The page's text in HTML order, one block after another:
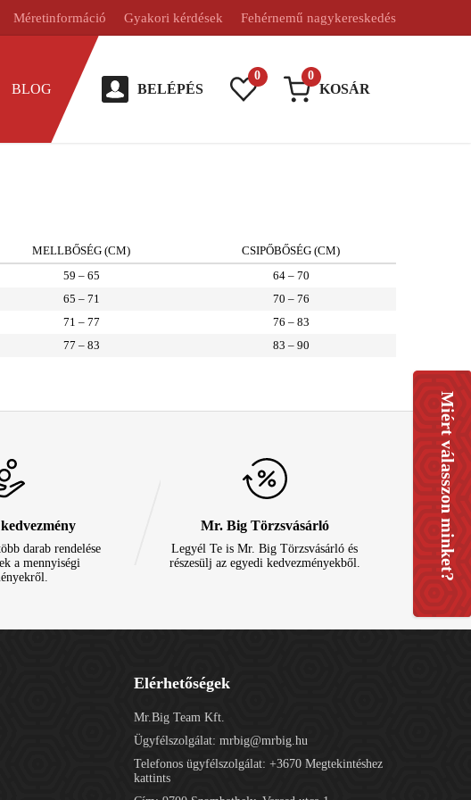
Miért válasszon minket?
Méretinformáció Gyakori kérdések Fehérnemű nagykereskedés
BLOG BELÉPÉS
0 0
KOSÁR
MELLBŐSÉG (CM)
CSIPŐBŐSÉG (CM)
59 – 65
64 – 70
65 – 71
70 – 76
71 – 77
76 – 83
77 – 83 83 – 90
darab rendelése
a mennyiségi
Mr. Big Törzsvásárló
Legyél Te is Mr. Big Törzsvásárló és
részesülj az egyedi kedvezményekből.
Elérhetőségek
Mr.Big Team Kft.
Ügyfélszolgálat: mrbig@mrbig.hu
Telefonos ügyfélszolgálat: +3670 Megtekintéshez
kattints